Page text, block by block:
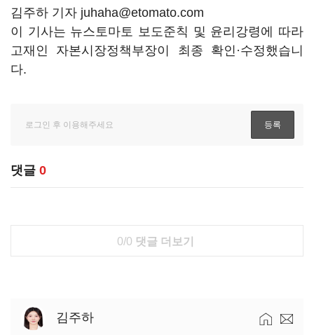
김주하 기자 juhaha@etomato.com
이 기사는 뉴스토마토 보도준칙 및 윤리강령에 따라
고재인 자본시장정책부장이 최종 확인·수정했습니
다.
댓글 0
0/0 댓글 더보기
김주하